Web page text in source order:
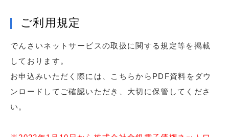
ご利用規定
でんさいネットサービスの取扱に関する規定等を掲載
しております。
お申込みいただく際には、こちらからPDF資料をダウ
ンロードしてご確認いただき、大切に保管してくださ
い。